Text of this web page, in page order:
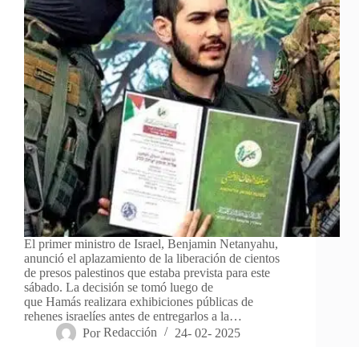
El primer ministro de Israel, Benjamin Netanyahu,
anunció el aplazamiento de la liberación de cientos
de presos palestinos que estaba prevista para este
sábado. La decisión se tomó luego de
que Hamás realizara exhibiciones públicas de
rehenes israelíes antes de entregarlos a la…
Por Redacción 24- 02- 2025